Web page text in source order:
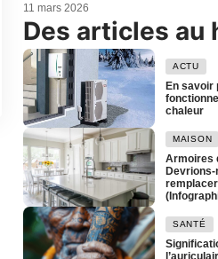
11 mars 2026
Des articles au
ACTU
En savoir
chaleur
MAISON
Armoires
SANTÉ